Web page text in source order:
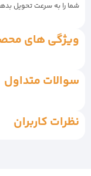
شما را به سرعت تحویل
ویژگی های
سوالات متداول
نظرات کاربران